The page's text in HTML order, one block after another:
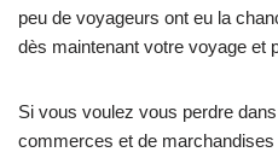
peu de voyageurs ont eu la
dès maintenant votre voyage et
Si vous voulez vous perdre
commerces et de